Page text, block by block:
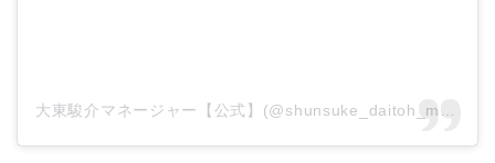
大東駿介マネージャー【公式】(@shunsuke_daitoh_mg)がシェアした投稿